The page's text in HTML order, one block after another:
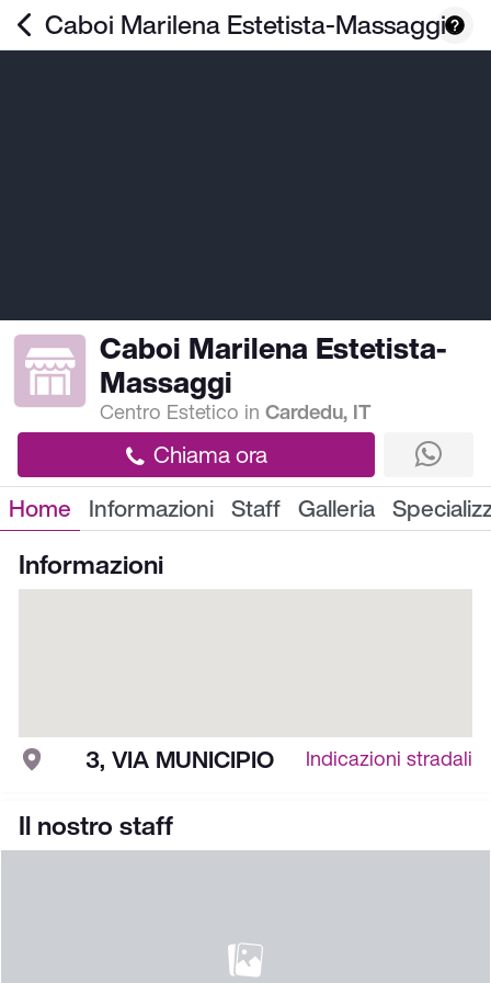
Caboi Marilena Estetista-Massaggi
Caboi Marilena Estetista-
Massaggi
Centro Estetico inCardedu, IT
Chiama ora
Home Informazioni Staff Galleria
Informazioni
3, VIA MUNICIPIO Indicazioni stradali
Il nostro staff